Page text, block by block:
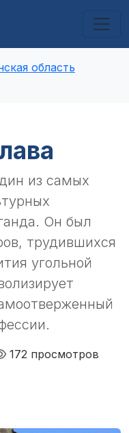
область
из самых
Он был
трудившихся
угольной
172 просмотров